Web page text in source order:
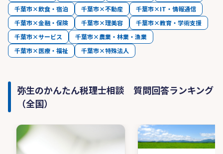
千葉市×飲食・宿泊
千葉市×不動産
千葉市×IT・情報通信
千葉市×金融・保険
千葉市×理美容
千葉市×教育・学術支援
千葉市×サービス
千葉市×農業・林業・漁業
千葉市×医療・福祉
千葉市×特殊法人
弥生のかんたん税理士相談 質問回答ランキング
（全国）